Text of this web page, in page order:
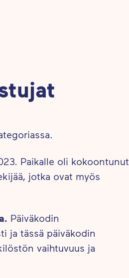
Paikalle oli kokoontunut
jotka ovat myös
Päiväkodin
ja tässä päiväkodin
vaihtuvuus ja